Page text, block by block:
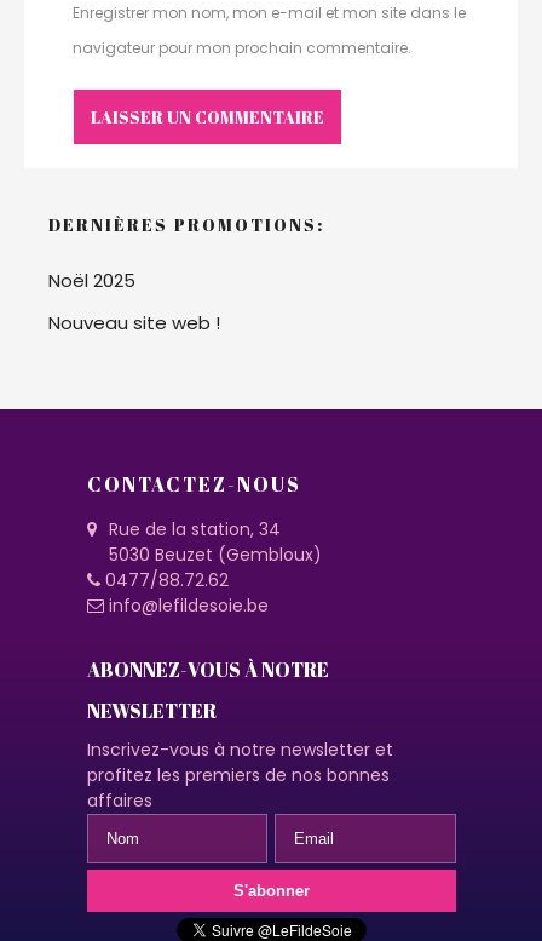
Enregistrer mon nom, mon e-mail et mon site dans le
navigateur pour mon prochain commentaire.
DERNIÈRES PROMOTIONS:
Noël 2025
Nouveau site web !
CONTACTEZ-NOUS
Rue de la station, 34
5030 Beuzet (Gembloux)
0477/88.72.62
info@lefildesoie.be
ABONNEZ-VOUS À NOTRE
NEWSLETTER
Inscrivez-vous à notre newsletter et
profitez les premiers de nos bonnes
affaires